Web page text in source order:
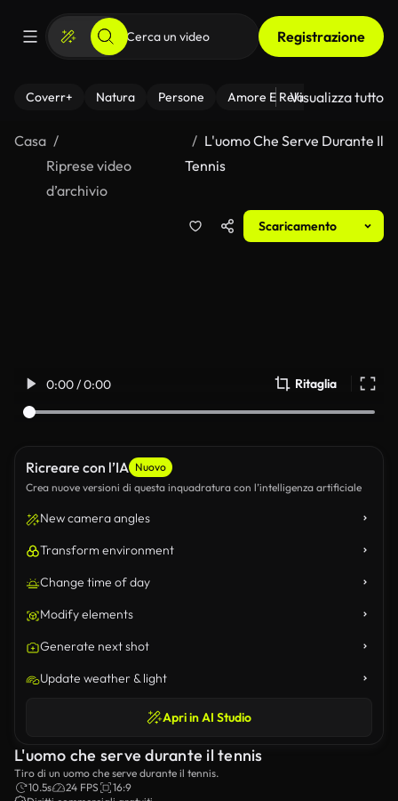
Registrazione
Coverr+ Natura Persone Amore E Relazioni Il
Visualizza tutto
Casa
Riprese video
d’archivio
L'uomo Che Serve Durante Il
Tennis
Scaricamento
0:00 / 0:00 Ritaglia
Ricreare con l’IA Nuovo
Crea nuove versioni di questa inquadratura con l’intelligenza artificiale
New camera angles
Transform environment
Change time of day
Modify elements
Generate next shot
Update weather & light
Apri in AI Studio
L'uomo che serve durante il tennis
Tiro di un uomo che serve durante il tennis.
10.5s
24 FPS
16:9